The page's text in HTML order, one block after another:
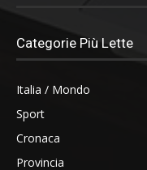
Categorie Più Lette
Italia / Mondo
Sport
Cronaca
Provincia